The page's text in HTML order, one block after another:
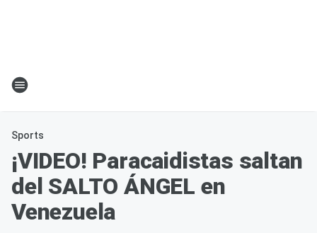
Sports
¡VIDEO! Paracaidistas saltan
del SALTO ÁNGEL en
Venezuela